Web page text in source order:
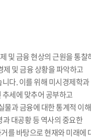
및 금융 현상의 근원을 통찰
및 금융 상황을 파악하고
다. 이를 위해 미시경제학과
세에 맞추어 공부하고
물과 금융에 대한 통계적 이
대공황 등 역사의 중요한
를 바탕으로 현재와 미래에